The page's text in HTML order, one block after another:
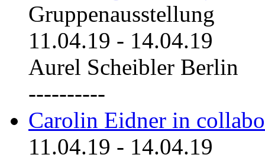
Gruppenausstellung
11.04.19 - 14.04.19
Aurel Scheibler Berlin
----------
Carolin Eidner in
11.04.19 - 14.04.19